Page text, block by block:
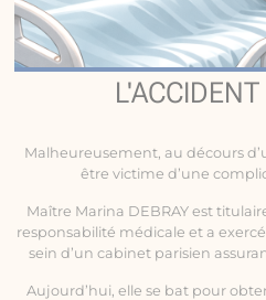
Malheureusement, au décours
être victime d’une
Maître Marina DEBRAY est
responsabilité médicale et a
sein d’un cabinet parisien
Aujourd’hui, elle se bat pour